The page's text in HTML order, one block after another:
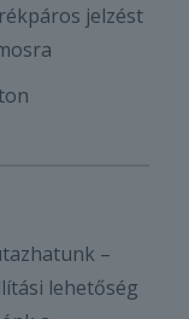
jelzést
–
lehetőség